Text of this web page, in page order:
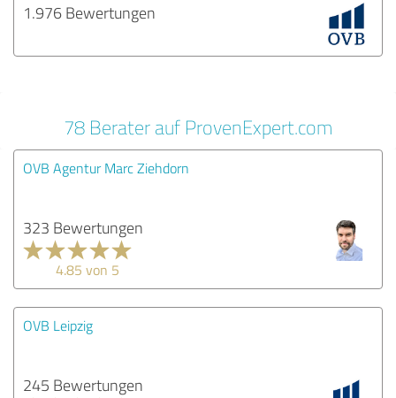
1.976 Bewertungen
78 Berater auf ProvenExpert.com
OVB Agentur Marc Ziehdorn
323 Bewertungen
4.85 von 5
OVB Leipzig
245 Bewertungen